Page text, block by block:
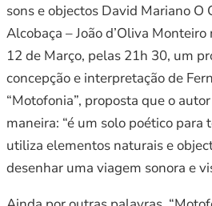
sons e objectos David Mariano O
Alcobaça – João d’Oliva
12 de Março, pelas 21h 30, um
concepção e interpretação de
“Motofonia”, proposta que o
maneira: “é um solo poético para
utiliza elementos naturais e
desenhar uma viagem sonora e